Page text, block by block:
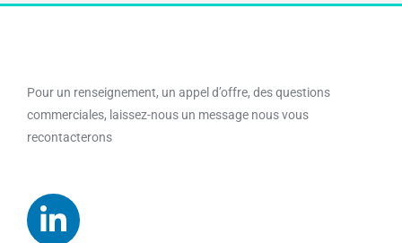
Pour un renseignement, un appel d’offre, des questions
commerciales, laissez-nous un message nous vous
recontacterons